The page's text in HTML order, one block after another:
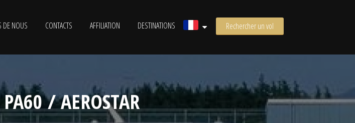
DE NOUS CONTACTS AFFILIATION DESTINATIONS Rechercher un vol
/ AEROSTAR